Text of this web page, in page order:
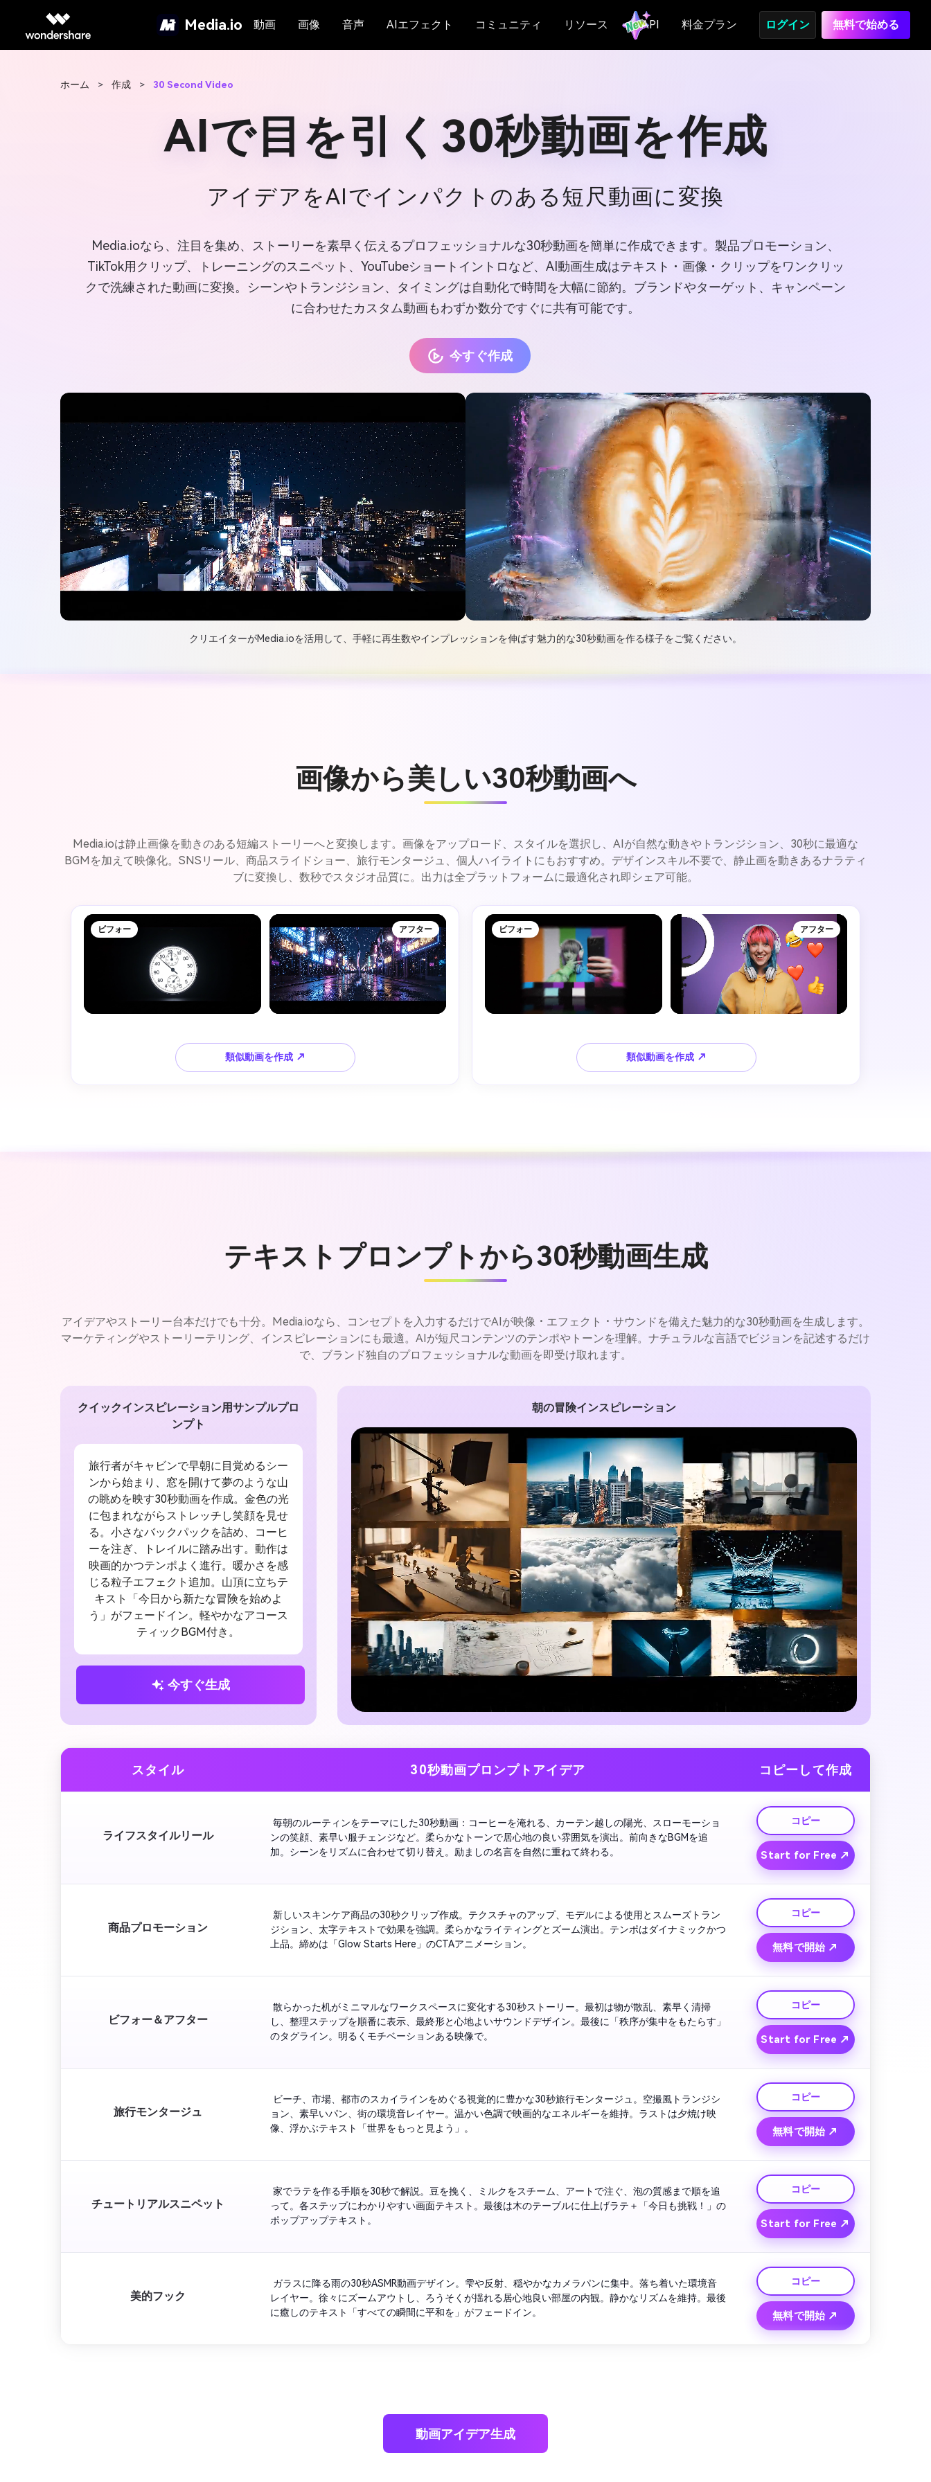
Media.io 動画 画像 音声 AIエフェクト コミュニティ リソース API 料金プラン ログイン 無料で始める
ホーム > 作成 > 30 Second Video
AIで目を引く30秒動画を作成
アイデアをAIでインパクトのある短尺動画に変換
Media.ioなら、注目を集め、ストーリーを素早く伝えるプロフェッショナルな30秒動画を簡単に作成できます。製品プロモーション、
TikTok用クリップ、トレーニングのスニペット、YouTubeショートイントロなど、AI動画生成はテキスト・画像・クリップをワンクリッ
クで洗練された動画に変換。シーンやトランジション、タイミングは自動化で時間を大幅に節約。ブランドやターゲット、キャンペーン
に合わせたカスタム動画もわずか数分ですぐに共有可能です。
今すぐ作成
クリエイターがMedia.ioを活用して、手軽に再生数やインプレッションを伸ばす魅力的な30秒動画を作る様子をご覧ください。
画像から美しい30秒動画へ
Media.ioは静止画像を動きのある短編ストーリーへと変換します。画像をアップロード、スタイルを選択し、AIが自然な動きやトランジション、30秒に最適な
BGMを加えて映像化。SNSリール、商品スライドショー、旅行モンタージュ、個人ハイライトにもおすすめ。デザインスキル不要で、静止画を動きあるナラティ
ブに変換し、数秒でスタジオ品質に。出力は全プラットフォームに最適化され即シェア可能。
ビフォー アフター
類似動画を作成 ↗
ビフォー アフター
類似動画を作成 ↗
テキストプロンプトから30秒動画生成
アイデアやストーリー台本だけでも十分。Media.ioなら、コンセプトを入力するだけでAIが映像・エフェクト・サウンドを備えた魅力的な30秒動画を生成します。
マーケティングやストーリーテリング、インスピレーションにも最適。AIが短尺コンテンツのテンポやトーンを理解。ナチュラルな言語でビジョンを記述するだけ
で、ブランド独自のプロフェッショナルな動画を即受け取れます。
クイックインスピレーション用サンプルプロ
ンプト
旅行者がキャビンで早朝に目覚めるシー
ンから始まり、窓を開けて夢のような山
の眺めを映す30秒動画を作成。金色の光
に包まれながらストレッチし笑顔を見せ
る。小さなバックパックを詰め、コーヒ
ーを注ぎ、トレイルに踏み出す。動作は
映画的かつテンポよく進行。暖かさを感
じる粒子エフェクト追加。山頂に立ちテ
キスト「今日から新たな冒険を始めよ
う」がフェードイン。軽やかなアコース
ティックBGM付き。
今すぐ生成
朝の冒険インスピレーション
スタイル 30秒動画プロンプトアイデア コピーして作成
ライフスタイルリール
毎朝のルーティンをテーマにした30秒動画：コーヒーを淹れる、カーテン越しの陽光、スローモーショ
ンの笑顔、素早い服チェンジなど。柔らかなトーンで居心地の良い雰囲気を演出。前向きなBGMを追
加。シーンをリズムに合わせて切り替え。励ましの名言を自然に重ねて終わる。
コピー
Start for Free ↗
商品プロモーション
新しいスキンケア商品の30秒クリップ作成。テクスチャのアップ、モデルによる使用とスムーズトラン
ジション、太字テキストで効果を強調。柔らかなライティングとズーム演出。テンポはダイナミックかつ
上品。締めは「Glow Starts Here」のCTAアニメーション。
コピー
無料で開始 ↗
ビフォー＆アフター
散らかった机がミニマルなワークスペースに変化する30秒ストーリー。最初は物が散乱、素早く清掃
し、整理ステップを順番に表示、最終形と心地よいサウンドデザイン。最後に「秩序が集中をもたらす」
のタグライン。明るくモチベーションある映像で。
コピー
Start for Free ↗
旅行モンタージュ
ビーチ、市場、都市のスカイラインをめぐる視覚的に豊かな30秒旅行モンタージュ。空撮風トランジシ
ョン、素早いパン、街の環境音レイヤー。温かい色調で映画的なエネルギーを維持。ラストは夕焼け映
像、浮かぶテキスト「世界をもっと見よう」。
コピー
無料で開始 ↗
チュートリアルスニペット
家でラテを作る手順を30秒で解説。豆を挽く、ミルクをスチーム、アートで注ぐ、泡の質感まで順を追
って。各ステップにわかりやすい画面テキスト。最後は木のテーブルに仕上げラテ＋「今日も挑戦！」の
ポップアップテキスト。
コピー
Start for Free ↗
美的フック
ガラスに降る雨の30秒ASMR動画デザイン。雫や反射、穏やかなカメラパンに集中。落ち着いた環境音
レイヤー。徐々にズームアウトし、ろうそくが揺れる居心地良い部屋の内観。静かなリズムを維持。最後
に癒しのテキスト「すべての瞬間に平和を」がフェードイン。
コピー
無料で開始 ↗
動画アイデア生成